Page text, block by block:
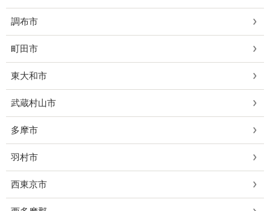
調布市
町田市
東大和市
武蔵村山市
多摩市
羽村市
西東京市